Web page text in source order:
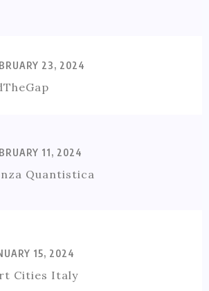
23, 2024
11, 2024
Quantistica
15, 2024
Cities Italy